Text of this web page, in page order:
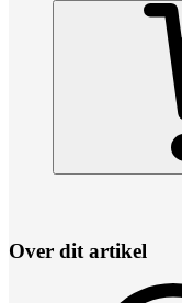
Over dit artikel